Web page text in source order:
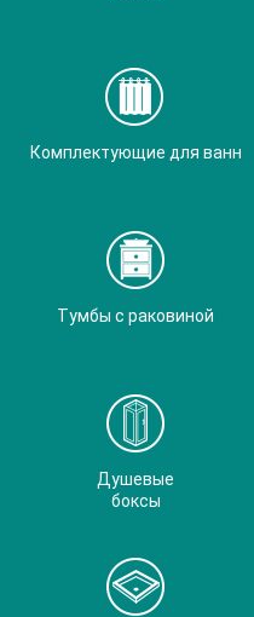
Комплектующие для ванн
Тумбы с раковиной
Душевые
боксы